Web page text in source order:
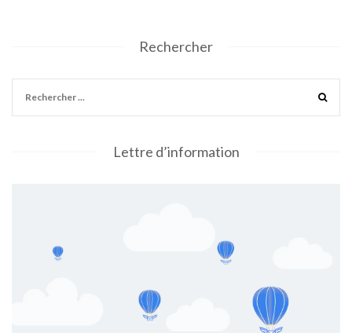
Rechercher
Lettre d’information